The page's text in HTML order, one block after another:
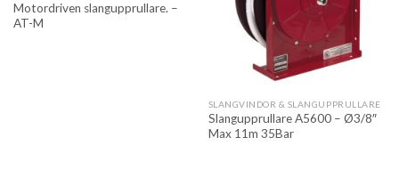
Motordriven slangupprullare. –
AT-M
SLANGVINDOR & SLANGUPPRULLARE
Slangupprullare A5600 – Ø3/8″
Max 11m 35Bar